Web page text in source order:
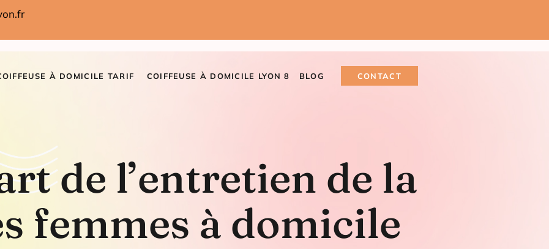
À DOMICILE TARIF COIFFEUSE À DOMICILE LYON 8 BLOG CONTACT
de l’entretien de la
femmes à domicile